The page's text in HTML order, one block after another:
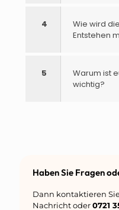
4
Wie wird
Entstehen
5
Warum ist
wichtig?
Haben Sie Fragen
Dann kontaktieren
Nachricht oder0721